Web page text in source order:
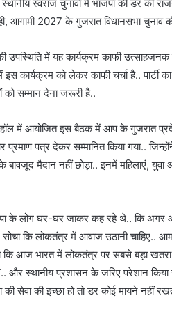
स्वराज चुनावों में भाजपा की डर की
आगामी 2027 के गुजरात विधानसभा चुनाव
उपस्थिति में यह कार्यक्रम काफी उत्साहजनक
कार्यक्रम को लेकर काफी चर्चा है.. पार्टी का
को सम्मान देना जरूरी है..
हॉल में आयोजित इस बैठक में आप के गुजरात
प्रमाण पत्र देकर सम्मानित किया गया..
मैदान नहीं छोड़ा.. इनमें महिलाएं, युवा
के लोग घर-घर जाकर कह रहे थे.. कि अगर
कि लोकतंत्र में आवाज उठानी चाहिए.. आम
आज भारत में लोकतंत्र पर सबसे बड़ा खतरा
और स्थानीय प्रशासन के जरिए परेशान
सेवा की इच्छा हो तो डर कोई मायने नहीं
में डाइट में शामिल करें ये